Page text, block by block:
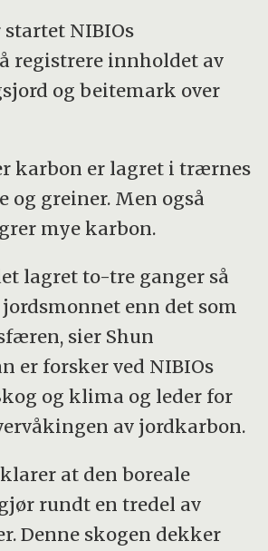
NIBIOs
registrere innholdet av
og beitemark over
karbon er lagret i trærnes
og greiner. Men også
mye karbon.
lagret to-tre ganger så
enn det som
sier Shun
er forsker ved NIBIOs
og klima og leder for
av jordkarbon.
at den boreale
rundt en tredel av
Denne skogen dekker